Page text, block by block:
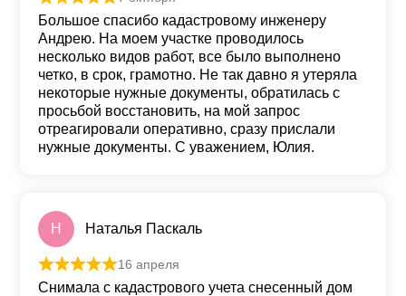
Оценка
Большое спасибо кадастровому инженеру
Андрею. На моем участке проводилось
несколько видов работ, все было выполнено
четко, в срок, грамотно. Не так давно я утеряла
некоторые нужные документы, обратилась с
просьбой восстановить, на мой запрос
отреагировали оперативно, сразу прислали
нужные документы. С уважением, Юлия.
Н Наталья Паскаль
Оценка5 из 5
16 апреля
Снимала с кадастрового учета снесенный дом